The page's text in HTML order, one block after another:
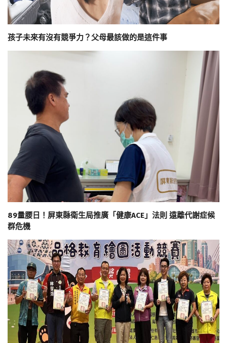
孩子未來有沒有競爭力？父母最該做的是這件事
89量腰日！屏東縣衛生局推廣「健康ACE」法則 遠離代謝症候
群危機